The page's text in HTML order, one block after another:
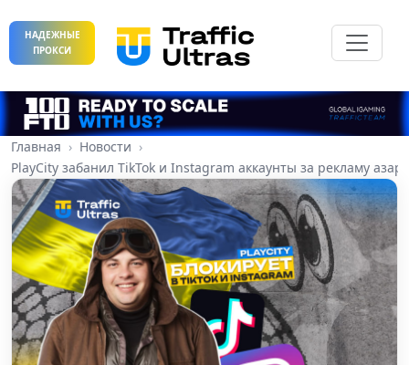
НАДЕЖНЫЕ
ПРОКСИ
Главная
Новости
PlayCity забанил TikTok и Instagram аккаунты за рекламу